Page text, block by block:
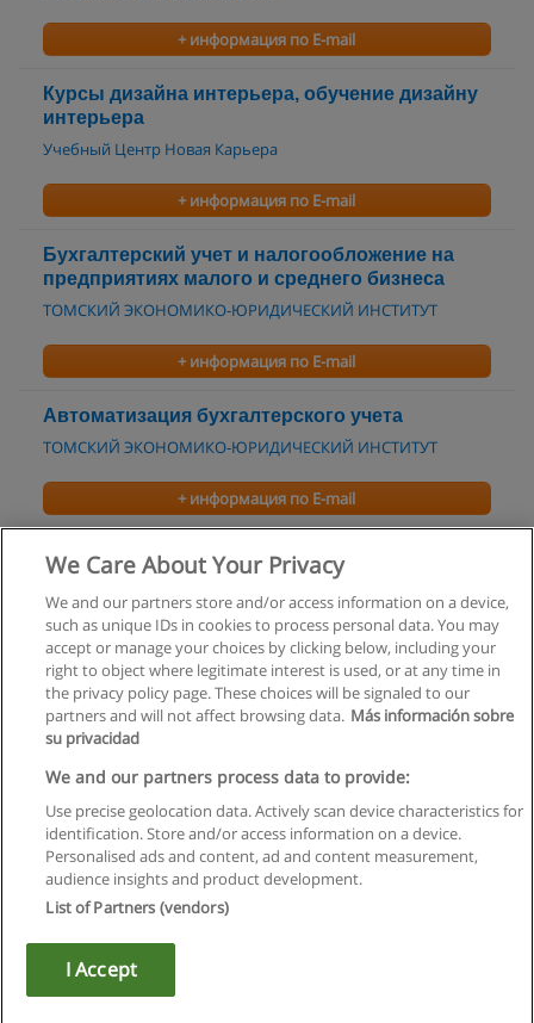
+ информация по E-mail
Курсы дизайна интерьера, обучение дизайну
интерьера
Учебный Центр Новая Карьера
+ информация по E-mail
Бухгалтерский учет и налогообложение на
предприятиях малого и среднего бизнеса
ТОМСКИЙ ЭКОНОМИКО-ЮРИДИЧЕСКИЙ ИНСТИТУТ
+ информация по E-mail
Автоматизация бухгалтерского учета
ТОМСКИЙ ЭКОНОМИКО-ЮРИДИЧЕСКИЙ ИНСТИТУТ
+ информация по E-mail
Секретарь-референт
ТОМСКИЙ ЭКОНОМИКО-ЮРИДИЧЕСКИЙ ИНСТИТУТ
+ информация по E-mail
Правила пользования
Конфиденциальность информации
Напишите Educaedu
Copyright © Educaedu Business S.L. - CIF : B-95610580: -
We Care About Your Privacy
We and our partners store and/or access information on a device,
such as unique IDs in cookies to process personal data. You may
accept or manage your choices by clicking below, including your
right to object where legitimate interest is used, or at any time in
the privacy policy page. These choices will be signaled to our
partners and will not affect browsing data. Más información sobre
su privacidad
We and our partners process data to provide:
Use precise geolocation data. Actively scan device characteristics for
identification. Store and/or access information on a device.
Personalised ads and content, ad and content measurement,
audience insights and product development.
List of Partners (vendors)
I Accept